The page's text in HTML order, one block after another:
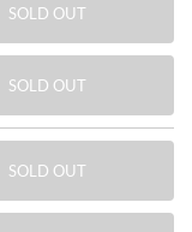
SOLD OUT
SOLD OUT
SOLD OUT